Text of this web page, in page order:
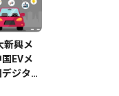
新興メ
EVメ
ジタル